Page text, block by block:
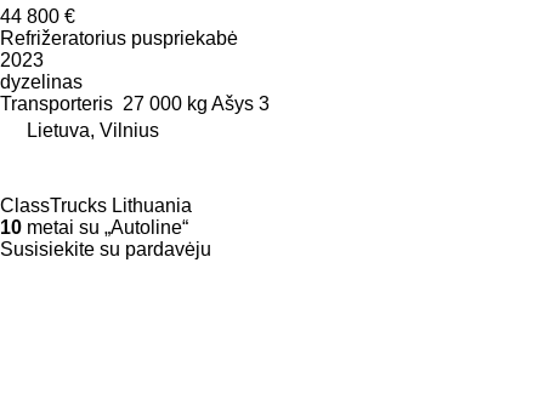
44 800 €
Refrižeratorius puspriekabė
2023
dyzelinas
Transporteris 27 000 kg Ašys 3
Lietuva, Vilnius
ClassTrucks Lithuania
10 metai su „Autoline“
Susisiekite su pardavėju